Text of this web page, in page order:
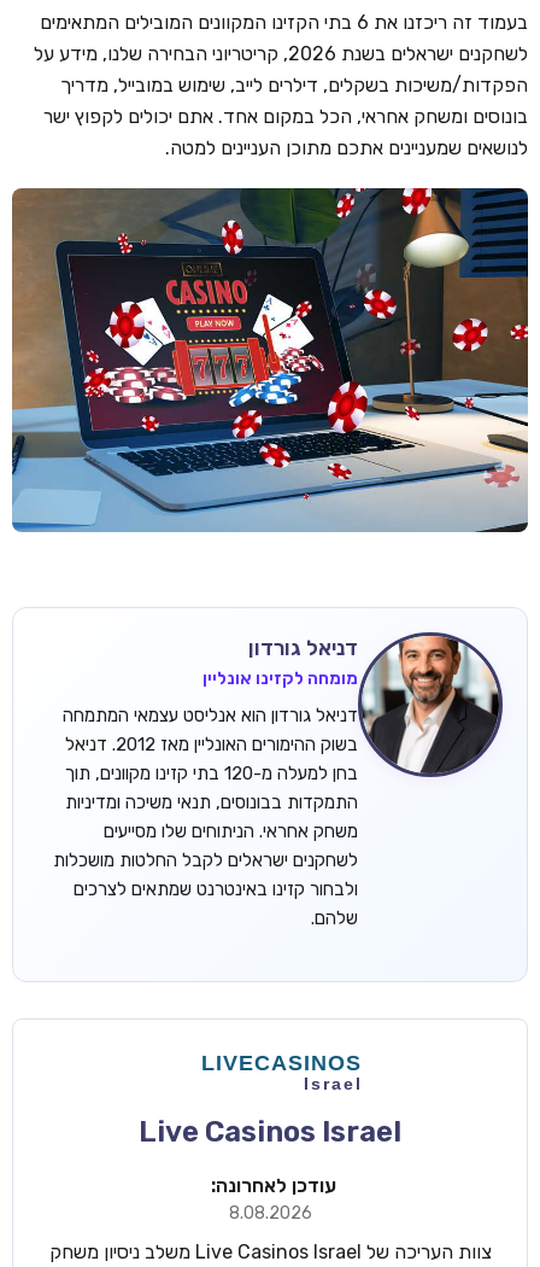
בעמוד זה ריכזנו את 6 בתי הקזינו המקוונים המובילים המתאימים
לשחקנים ישראלים בשנת 2026, קריטריוני הבחירה שלנו, מידע על
הפקדות/משיכות בשקלים, דילרים לייב, שימוש במובייל, מדריך
בונוסים ומשחק אחראי, הכל במקום אחד. אתם יכולים לקפוץ ישר
לנושאים שמעניינים אתכם מתוכן העניינים למטה.
דניאל גורדון
מומחה לקזינו אונליין
דניאל גורדון הוא אנליסט עצמאי המתמחה
בשוק ההימורים האונליין מאז 2012. דניאל
בחן למעלה מ-120 בתי קזינו מקוונים, תוך
התמקדות בבונוסים, תנאי משיכה ומדיניות
משחק אחראי. הניתוחים שלו מסייעים
לשחקנים ישראלים לקבל החלטות מושכלות
ולבחור קזינו באינטרנט שמתאים לצרכים
שלהם.
Live Casinos Israel
עודכן לאחרונה:
8.08.2026
צוות העריכה של Live Casinos Israel משלב ניסיון משחק